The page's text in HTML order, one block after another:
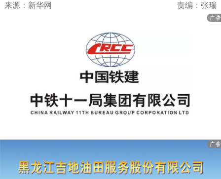
来源：新华网 责编：张瑞